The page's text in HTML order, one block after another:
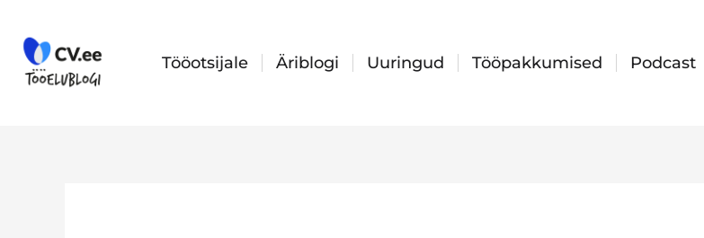
content
Tööotsijale Äriblogi Uuringud Tööpakkumised Podcast